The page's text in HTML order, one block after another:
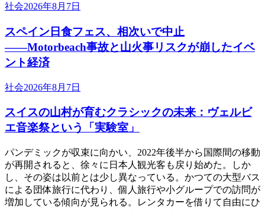
社会2026年8月7日
スペイン日食フェス、相次いで中止
――Motorbeach事故と山火事リスクが崩したイベ
ント経済
社会2026年8月7日
スイスの山村が育むクラシックの未来：ヴェルビ
エ音楽祭という「実験室」
パンデミックが収束に向かい、2022年後半から国際間の移動
が再開されると、徐々に日本人観光客も戻り始めた。しか
し、その姿は以前とは少し異なっている。かつての大型バス
による団体旅行に代わり、個人旅行や小グループでの訪問が
増加している傾向が見られる。レンタカーを借りて自由にひ